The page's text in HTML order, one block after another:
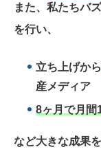
また、私たちバ
を行い、
立ち上げから
産メディア
8ヶ月で月間
など大きな成果